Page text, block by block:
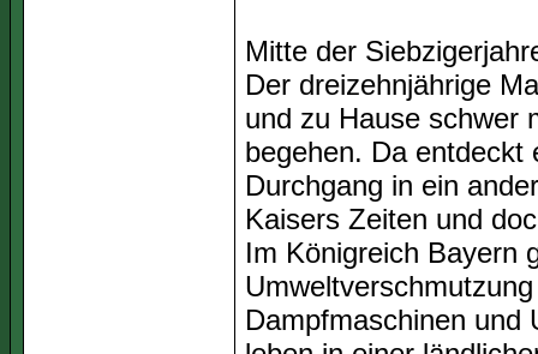
Mitte der
Der dreizehnjährige
und zu Hause schwer
begehen. Da entdeckt
Durchgang in ein
Kaisers Zeiten und
Im Königreich Bayern
Dampfmaschinen und